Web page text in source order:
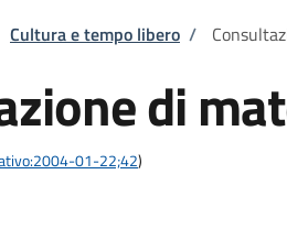
pane
Cultura e tempo libero /
di
01-22;42)